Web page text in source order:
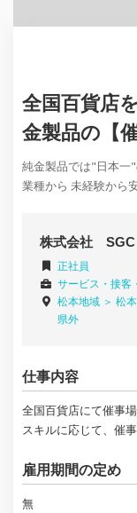
全国百貨店
金製品の【
純金製品では"日本一
業種から 未経験から
株式会社 SGC
正社員
サービス・接客
松本地域 ＞ 松
県外
仕事内容
全国百貨店にて催事
スキルに応じて、催
雇用期間の定め
無